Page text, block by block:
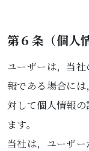
第６条（個人
ユーザーは，当
報である場合に
対して個人情報
ます。
当社は，ユーザ